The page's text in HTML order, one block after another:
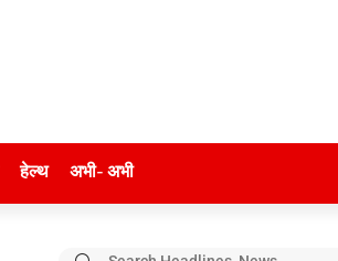
हेल्थ अभी- अभी